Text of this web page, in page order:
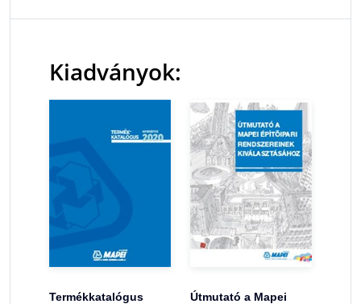
Kiadványok:
Termékkatalógus
Útmutató a Mapei